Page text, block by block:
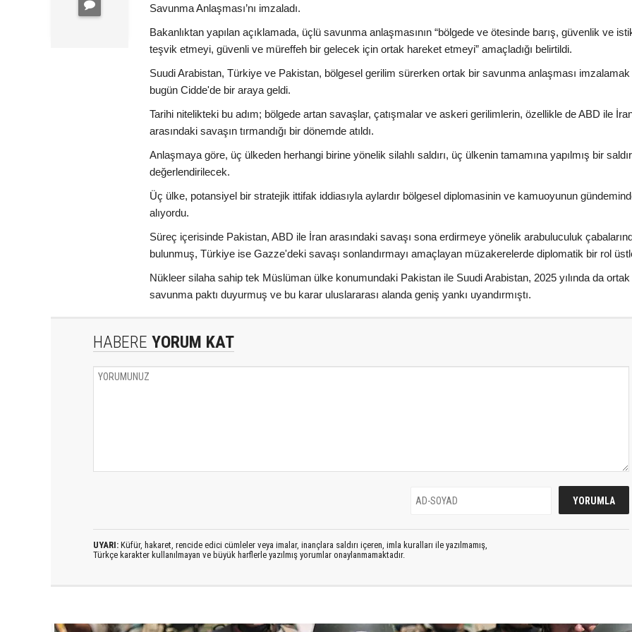
Savunma Anlaşması’nı imzaladı.
Bakanlıktan yapılan açıklamada, üçlü savunma anlaşmasının “bölgede ve ötesinde barış, güvenlik ve
teşvik etmeyi, güvenli ve müreffeh bir gelecek için ortak hareket etmeyi” amaçladığı belirtildi.
Suudi Arabistan, Türkiye ve Pakistan, bölgesel gerilim sürerken ortak bir savunma anlaşması
bugün Cidde'de bir araya geldi.
Tarihi nitelikteki bu adım; bölgede artan savaşlar, çatışmalar ve askeri gerilimlerin, özellikle de ABD ile
arasındaki savaşın tırmandığı bir dönemde atıldı.
Anlaşmaya göre, üç ülkeden herhangi birine yönelik silahlı saldırı, üç ülkenin tamamına yapılmış bir
değerlendirilecek.
Üç ülke, potansiyel bir stratejik ittifak iddiasıyla aylardır bölgesel diplomasinin ve kamuoyunun
alıyordu.
Süreç içerisinde Pakistan, ABD ile İran arasındaki savaşı sona erdirmeye yönelik arabuluculuk
bulunmuş, Türkiye ise Gazze'deki savaşı sonlandırmayı amaçlayan müzakerelerde diplomatik bir rol
Nükleer silaha sahip tek Müslüman ülke konumundaki Pakistan ile Suudi Arabistan, 2025 yılında da ortak
savunma paktı duyurmuş ve bu karar uluslararası alanda geniş yankı uyandırmıştı.
HABERE YORUM KAT
UYARI: Küfür, hakaret, rencide edici cümleler veya imalar, inançlara saldırı içeren, imla kuralları ile yazılmamış,
Türkçe karakter kullanılmayan ve büyük harflerle yazılmış yorumlar onaylanmamaktadır.